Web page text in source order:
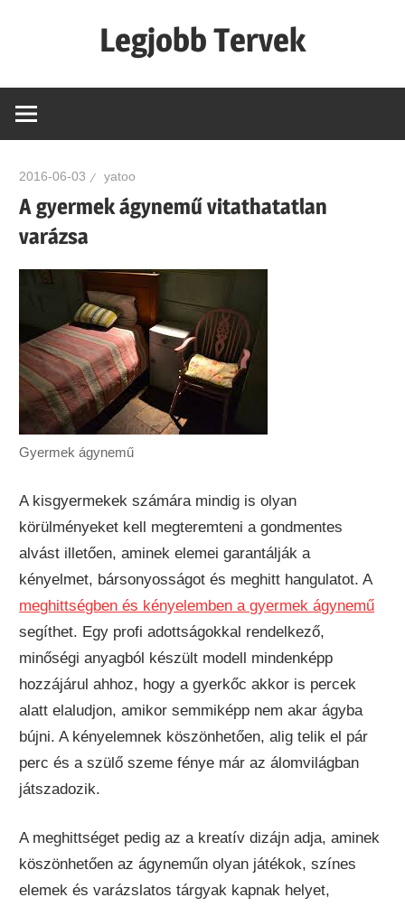
Legjobb Tervek
mindig
jó
tervünk…!
2016-06-03 yatoo
A gyermek ágynemű vitathatatlan
varázsa
Gyermek ágynemű
A kisgyermekek számára mindig is olyan
körülményeket kell megteremteni a gondmentes
alvást illetően, aminek elemei garantálják a
kényelmet, bársonyosságot és meghitt hangulatot. A
meghittségben és kényelemben a gyermek ágynemű
segíthet. Egy profi adottságokkal rendelkező,
minőségi anyagból készült modell mindenképp
hozzájárul ahhoz, hogy a gyerkőc akkor is percek
alatt elaludjon, amikor semmiképp nem akar ágyba
bújni. A kényelemnek köszönhetően, alig telik el pár
perc és a szülő szeme fénye már az álomvilágban
játszadozik.
A meghittséget pedig az a kreatív dizájn adja, aminek
köszönhetően az ágyneműn olyan játékok, színes
elemek és varázslatos tárgyak kapnak helyet,